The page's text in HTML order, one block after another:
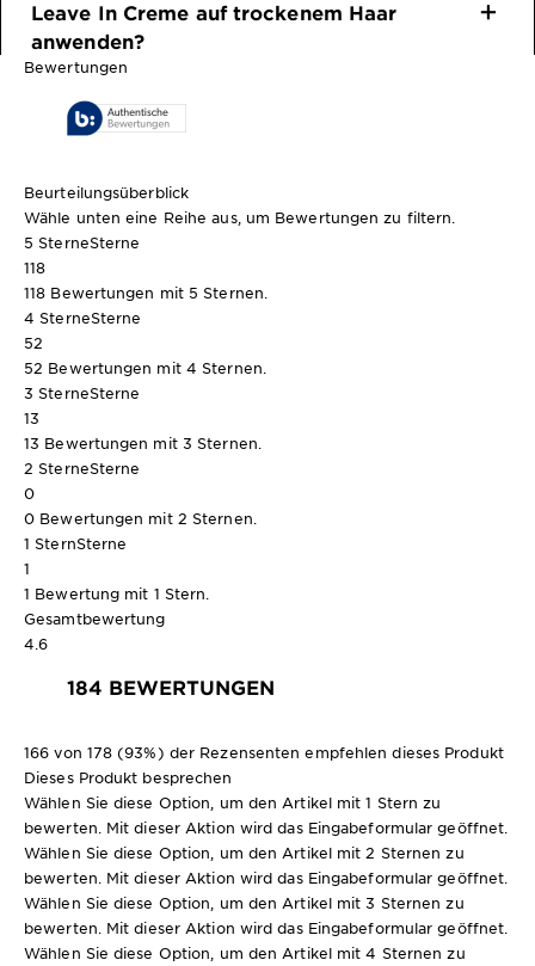
Leave In Creme auf trockenem Haar
anwenden?
Bewertungen
Beurteilungsüberblick
Wähle unten eine Reihe aus, um Bewertungen zu filtern.
5 SterneSterne
118
118 Bewertungen mit 5 Sternen.
4 SterneSterne
52
52 Bewertungen mit 4 Sternen.
3 SterneSterne
13
13 Bewertungen mit 3 Sternen.
2 SterneSterne
0
0 Bewertungen mit 2 Sternen.
1 SternSterne
1
1 Bewertung mit 1 Stern.
Gesamtbewertung
4.6
184 BEWERTUNGEN
166 von 178 (93%) der Rezensenten empfehlen dieses Produkt
Dieses Produkt besprechen
Wählen Sie diese Option, um den Artikel mit 1 Stern zu
bewerten. Mit dieser Aktion wird das Eingabeformular geöffnet.
Wählen Sie diese Option, um den Artikel mit 2 Sternen zu
bewerten. Mit dieser Aktion wird das Eingabeformular geöffnet.
Wählen Sie diese Option, um den Artikel mit 3 Sternen zu
bewerten. Mit dieser Aktion wird das Eingabeformular geöffnet.
Wählen Sie diese Option, um den Artikel mit 4 Sternen zu